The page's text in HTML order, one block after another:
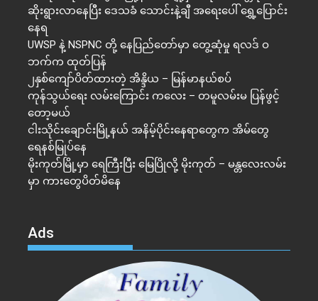
ဆိုးရွားလာနေပြီး ဒေသခံ သောင်းနဲ့ချီ အရေးပေါ် ရွှေ့ပြောင်း
နေရ
UWSP နဲ့ NSPNC တို့ နေပြည်တော်မှာ တွေ့ဆုံမှု ရလဒ် ဝ
ဘက်က ထုတ်ပြန်
၂နှစ်​ကျော်ပိတ်ထားတဲ့ အိန္ဒိယ – မြန်မာနယ်စပ်
ကုန်သွယ်ရေး လမ်းကြောင်း ကလေး – တမူလမ်းမ ပြန်ဖွင့်
တော့မယ်
ငါးသိုင်းချောင်းမြို့နယ် အနိမ့်ပိုင်းနေရာတွေက အိမ်​တွေ
ရေနစ်မြုပ်နေ
မိုးကုတ်မြို့မှာ ရေကြီးပြီး မြေပြိုလို့ မိုးကုတ် – မန္တလေးလမ်း
မှာ ကားတွေပိတ်မိနေ
Ads